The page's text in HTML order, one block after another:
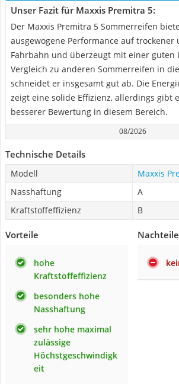
Unser Fazit für Maxxis Premitra 5:
Der Maxxis Premitra 5 Sommerreifen
ausgewogene Performance auf trockener
Fahrbahn und überzeugt mit einer guten
Vergleich zu anderen Sommerreifen in
schneidet er insgesamt gut ab. Die
zeigt eine solide Effizienz, allerdings gibt
besserer Bewertung in diesem Bereich.
08/2026
Technische Details
Modell
Maxxis
Nasshaftung
A
Kraftstoffeffizienz
B
Vorteile
hohe
Kraftstoffeffizienz
besonders hohe
Nasshaftung
sehr hohe maximal
zulässige
Höchstgeschwindigk
eit
Nachteile